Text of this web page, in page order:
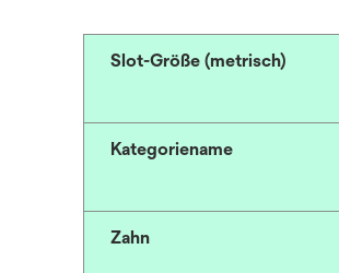
Slot-Größe (metrisch)
Kategoriename
Zahn